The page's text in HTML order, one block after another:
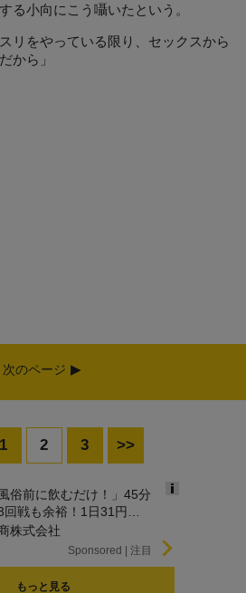
る小向にこう囁いたという。
リをやっている限り、セックスから
から」
次のページ
1 2 3 >>
風俗前に飲むだけ！」45分
回戦も余裕！1日31円で
で絶好調
株式会社
Sponsored
もっと見る